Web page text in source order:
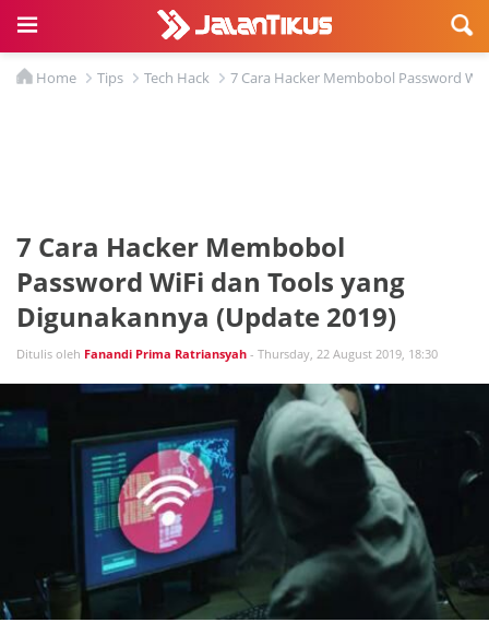
Home Tips Tech Hack 7 Cara Hacker Membobol Password
7 Cara Hacker Membobol
Password WiFi dan Tools yang
Digunakannya (Update 2019)
Ditulis oleh Fanandi Prima Ratriansyah - Thursday, 22 August 2019, 18:30